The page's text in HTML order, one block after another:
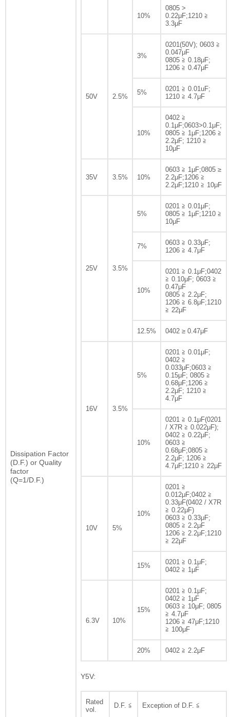
Dissipation Factor
(D.F.) or Quality
factor
(Q=1/D.F.)
10%
0805 >
0.22μF;1210 ≧
3.3μF
50V 2.5%
3%
0201(50V); 0603 ≧
0.047μF
0805 ≧ 0.18μF;
1206 ≧ 0.47μF
5%
0201 ≧ 0.01uF;
1210 ≧ 4.7μF
10%
0402 ≧
0.1μF;0603>0.1μF;
0805 ≧ 1μF;1206 ≧
2.2μF; 1210 ≧
10μF
35V 3.5% 10%
0603 ≧ 1μF;0805 ≥
2.2μF;1206 ≧
2.2μF;1210 ≧ 10μF
25V 3.5%
5%
0201 ≧ 0.01μF;
0805 ≧ 1μF;1210 ≧
10μF
7%
0603 ≧ 0.33μF;
1206 ≧ 4.7μF
10%
0201 ≧ 0.1μF;0402
≧ 0.10μF; 0603 ≧
0.47μF
0805 ≧ 2.2μF;
1206 ≧ 6.8μF;1210
≧ 22μF
12.5% 0402 ≥ 0.47μF
16V 3.5%
5%
0201 ≧ 0.01μF;
0402 ≧
0.033μF;0603 ≧
0.15μF; 0805 ≧
0.68μF;1206 ≧
2.2μF; 1210 ≧
4.7μF
10%
0201 ≧ 0.1μF(0201
/ X7R ≧ 0.022μF);
0402 ≧ 0.22μF;
0603 ≧
0.68μF;0805 ≧
2.2μF; 1206 ≧
4.7μF;1210 ≧ 22μF
10V 5%
10%
0201 ≧
0.012μF;0402 ≧
0.33μF(0402 / X7R
≧ 0.22μF)
0603 ≧ 0.33μF;
0805 ≧ 2.2μF
1206 ≧ 2.2μF;1210
≧ 22μF
15%
0201 ≧ 0.1μF;
0402 ≧ 1μF
6.3V 10%
15%
0201 ≧ 0.1μF;
0402 ≧ 1μF
0603 ≧ 10μF; 0805
≧ 4.7μF
1206 ≧ 47μF;1210
≧ 100μF
20% 0402 ≧ 2.2μF
Y5V:
Rated
vol.
D.F. ≦ Exception of D.F. ≦